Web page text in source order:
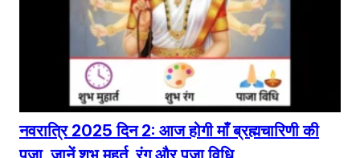
नवरात्रि 2025 दिन 2: आज होगी माँ ब्रह्मचारिणी की